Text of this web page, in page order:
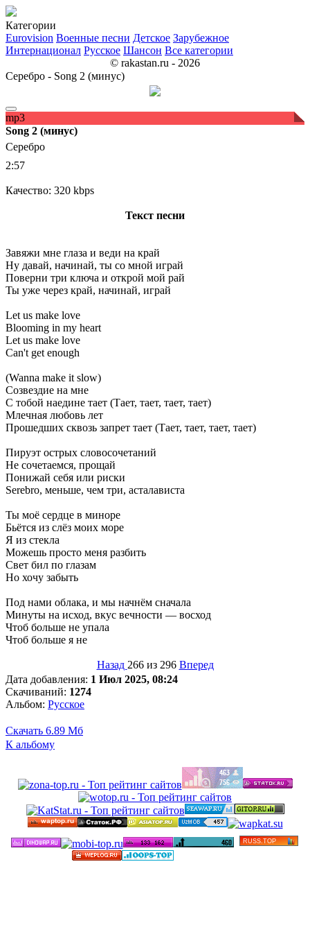
Категории
Eurovision Военные песни Детское Зарубежное
Интернационал Русское Шансон Все категории
© rakastan.ru - 2026
Серебро - Song 2 (минус)
mp3
Song 2 (минус)
Серебро
2:57
Качество: 320 kbps
Текст песни
Завяжи мне глаза и веди на край
Ну давай, начинай, ты со мной играй
Поверни три ключа и открой мой рай
Ты уже через край, начинай, играй
Let us make love
Blooming in my heart
Let us make love
Can't get enough
(Wanna make it slow)
Созвездие на мне
С тобой наедине тает (Тает, тает, тает, тает)
Млечная любовь лет
Прошедших сквозь запрет тает (Тает, тает, тает, тает)
Пируэт острых словосочетаний
Не сочетаемся, прощай
Понижай себя или риски
Serebro, меньше, чем три, асталависта
Ты моё сердце в миноре
Бьётся из слёз моих море
Я из стекла
Можешь просто меня разбить
Свет бил по глазам
Но хочу забыть
Под нами облака, и мы начнём сначала
Минуты на исход, вкус вечности — восход
Чтоб больше не упала
Чтоб больше я не
Назад 266 из 296 Вперед
Дата добавления: 1 Июл 2025, 08:24
Скачиваний: 1274
Альбом: Русское
Скачать 6.89 Мб
К альбому